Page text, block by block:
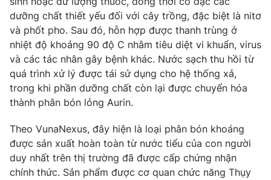
Liên hệ quảng cáo: 024-7300.7108
dưỡng chất thiết yếu đối với cây trồng, đặc biệt là nitơ
và phốt pho. Sau đó, hỗn hợp được thanh trùng ở
nhiệt độ khoảng 90 độ C nhằm tiêu diệt vi khuẩn, virus
và các tác nhân gây bệnh khác. Nước sạch thu hồi từ
quá trình xử lý được tái sử dụng cho hệ thống xả,
trong khi phần dưỡng chất còn lại được chuyển hóa
thành phân bón lỏng Aurin.
Theo VunaNexus, đây hiện là loại phân bón khoáng
được sản xuất hoàn toàn từ nước tiểu của con người
duy nhất trên thị trường đã được cấp chứng nhận
chính thức. Sản phẩm được cơ quan chức năng Thụy